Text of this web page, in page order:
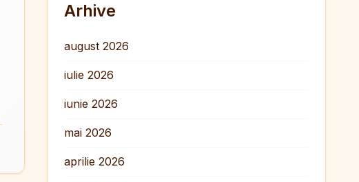
Arhive
august 2026
iulie 2026
iunie 2026
mai 2026
aprilie 2026